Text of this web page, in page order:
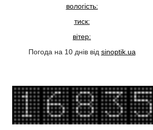
вологість:
тиск:
вітер:
Погода на 10 днів від sinoptik.ua